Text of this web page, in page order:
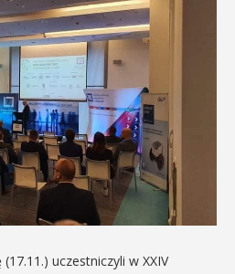
uczestniczyli w XXIV